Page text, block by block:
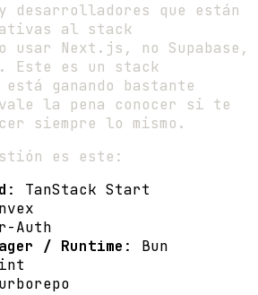
desarrolladores que están
al stack
usar Next.js, no Supabase,
Este es un stack
ganando bastante
la pena conocer si te
siempre lo mismo.
es este:
: TanStack Start
Auth
/ Runtime : Bun